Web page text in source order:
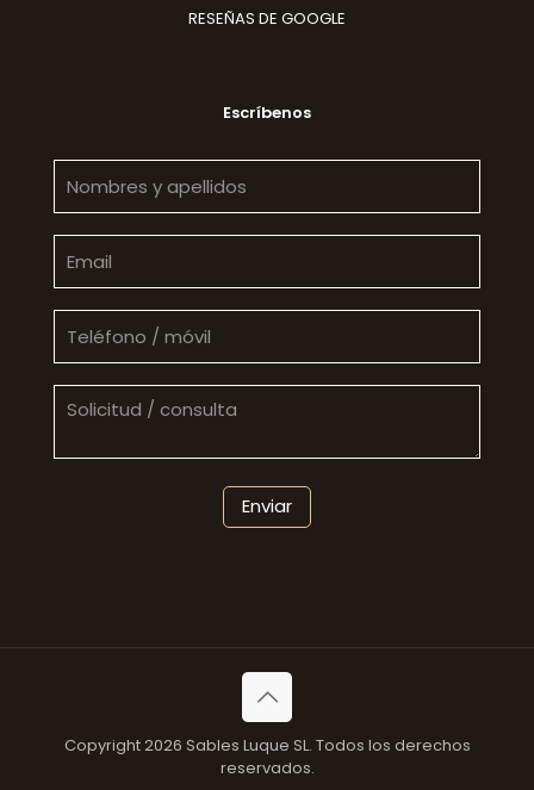
RESEÑAS DE GOOGLE
Escríbenos
Copyright 2026 Sables Luque SL. Todos los derechos
reservados.